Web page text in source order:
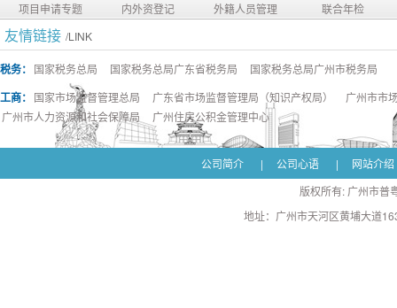
项目申请专题 内外资登记 外籍人员管理 联合年检
友情链接 /LINK
税务： 国家税务总局 国家税务总局广东省税务局 国家税务总局广州市税务局
工商： 国家市场监督管理总局 广东省市场监督管理局（知识产权局）
广州市市
广州市人力资源和社会保障局
广州住房公积金管理中心
公司简介 | 公司心语 |
网站介绍
版权所有: 广州市普
地址：广州市天河区黄埔大道